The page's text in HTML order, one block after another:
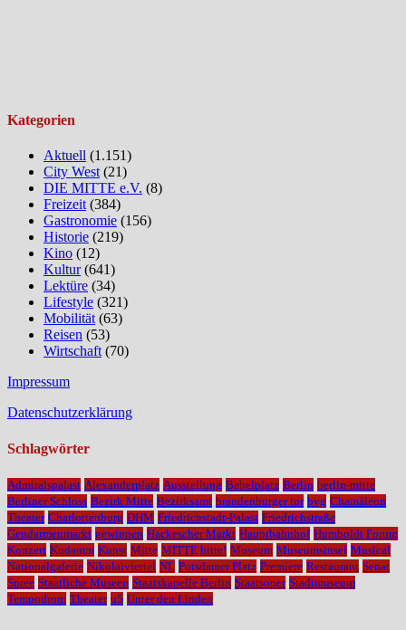
Kategorien
Aktuell (1.151)
City West(21)
DIE MITTE e.V. (8)
Freizeit(384)
Gastronomie (156)
Historie (219)
Kino (12)
Kultur(641)
Lektüre (34)
Lifestyle (321)
Mobilität(63)
Reisen (53)
Wirtschaft(70)
Impressum
Datenschutzerklärung
Schlagwörter
Admiralspalast Alexanderplatz Ausstellung Bebelplatz Berlin berlin-mitte
Berliner Schloss Bezirk Mitte Bezirksamt brandenburger tor bvg Chamäleon
Theater Charlottenburg DHM Friedrichstadt-Palast Friedrichstraße
Gendarmenmarkt gewinnen Hackescher Markt Hauptbahnhof Humboldt Forum
Konzert Kudamm Kunst Mitte MITTE bitte! Museum Museumsinsel Musical
Nationalgalerie Nikolaiviertel NL Potsdamer Platz Premiere Restaurant Senat
Spree Staatliche Museen Staatskapelle Berlin Staatsoper Stadtmuseum
Tempodrom Theater u5 Unter den Linden